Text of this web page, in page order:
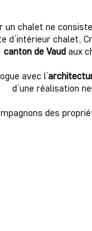
un chalet ne
d’intérieur chalet,
canton de Vaudaux
avec l’
d’une réalisation
des